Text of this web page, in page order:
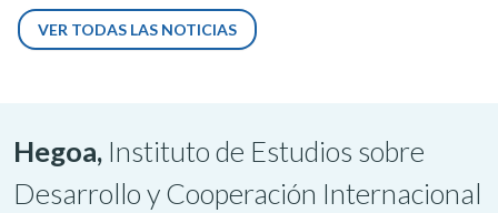
VER TODAS LAS NOTICIAS
Hegoa, Instituto de Estudios sobre
Desarrollo y Cooperación Internacional